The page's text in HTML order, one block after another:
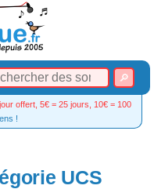
offert, 5€ = 25 jours, 10€ = 100
!
UCS